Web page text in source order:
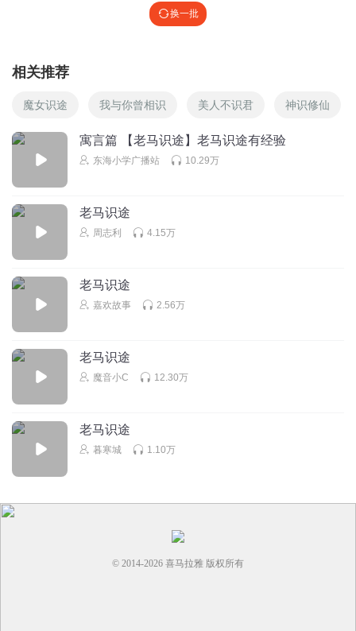
换一批
相关推荐
魔女识途 我与你曾相识 美人不识君 神识修仙
寓言篇 【老马识途】老马识途有经验
东海小学广播站 10.29万
老马识途
周志利 4.15万
老马识途
嘉欢故事 2.56万
老马识途
魔音小C 12.30万
老马识途
暮寒城 1.10万
© 2014-2026 喜马拉雅 版权所有